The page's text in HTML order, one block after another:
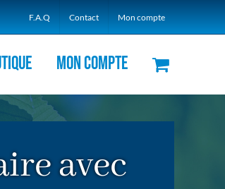
F.A.Q Contact Mon compte
Mon compte
avec